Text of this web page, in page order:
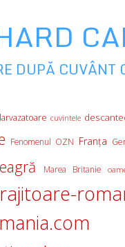
DUPĂ CUVÂNT
cuvintele
Fenomenul OZN Franţa
Marea Britanie